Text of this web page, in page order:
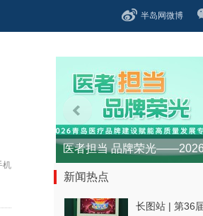
半岛网微博
机
医者担当 品牌荣光
新闻热点
长图站 | 第36